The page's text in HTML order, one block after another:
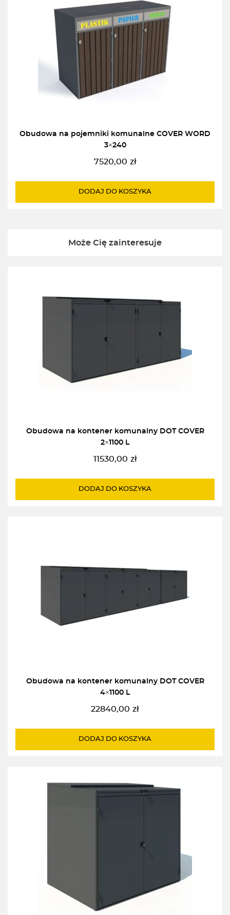
Obudowa na pojemniki komunalne COVER WORD
3×240
7520,00 zł
DODAJ DO KOSZYKA
Może Cię zainteresuje
Obudowa na kontener komunalny DOT COVER
2×1100 L
11530,00 zł
DODAJ DO KOSZYKA
Obudowa na kontener komunalny DOT COVER
4×1100 L
22840,00 zł
DODAJ DO KOSZYKA